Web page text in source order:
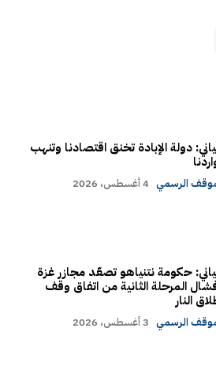
دولة الإبادة تخنق اقتصادنا وتنهب
الرسمي 4 أغسطس، 2026
حكومة نتنياهو تصعّد مجازر غزة
المرحلة الثانية من اتفاق وقف
النار
الرسمي 3 أغسطس، 2026